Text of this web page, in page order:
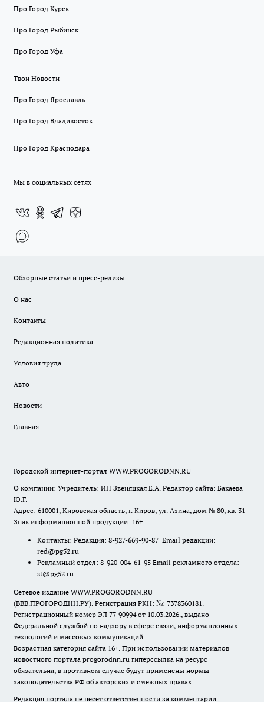
Про Город Курск
Про Город Рыбинск
Про Город Уфа
Твои Новости
Про Город Ярославль
Про Город Владивосток
Про Город Краснодара
Мы в социальных сетях
Обзорные статьи и пресс-релизы
О нас
Контакты
Редакционная политика
Условия труда
Авто
Новости
Главная
Городской интернет-портал WWW.PROGORODNN.RU
О компании: Учредитель: ИП Звеняцкая Е.А. Редактор сайта: Бакаева
Ю.Г.
Адрес: 610001, Кировская область, г. Киров, ул. Азина, дом № 80, кв. 31
Знак информационной продукции: 16+
Контакты: Редакция: 8-927-669-90-87 Email редакции:
red@pg52.ru
Рекламный отдел: 8-920-004-61-95 Email рекламного отдела:
st@pg52.ru
Сетевое издание WWW.PROGORODNN.RU
(ВВВ.ПРОГОРОДНН.РУ). Регистрация РКН: №: 7378360181.
Регистрационный номер ЭЛ 77-90994 от 10.03.2026., выдано
Федеральной службой по надзору в сфере связи, информационных
технологий и массовых коммуникаций.
Возрастная категория сайта 16+. При использовании материалов
новостного портала progorodnn.ru гиперссылка на ресурс
обязательна, в противном случае будут применены нормы
законодательства РФ об авторских и смежных правах.
Редакция портала не несет ответственности за комментарии